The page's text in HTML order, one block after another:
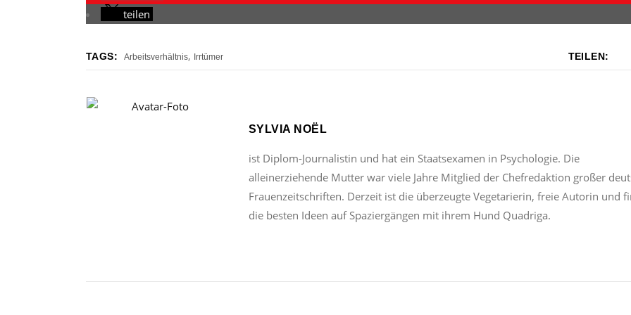
teilen
TAGS: Arbeitsverhältnis, Irrtümer TEILEN:
SYLVIA NOËL
ist Diplom-Journalistin und hat ein Staatsexamen in Psychologie. Die
alleinerziehende Mutter war viele Jahre Mitglied der Chefredaktion großer
Frauenzeitschriften. Derzeit ist die überzeugte Vegetarierin, freie Autorin und
die besten Ideen auf Spaziergängen mit ihrem Hund Quadriga.